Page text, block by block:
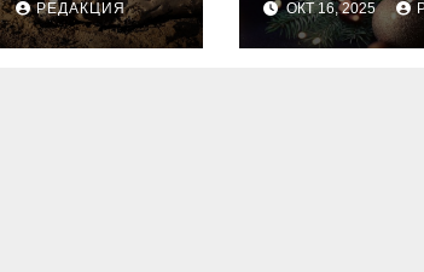
РЕДАКЦИЯ
для
праздника
ОКТ 16, 2025